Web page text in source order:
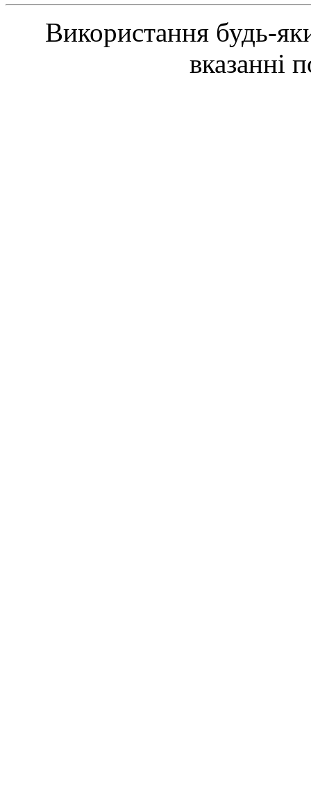
Використання будь-
вказанні